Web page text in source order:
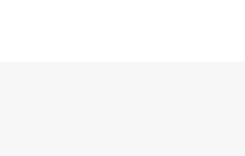
КПД – 92%.
плиты под горелку